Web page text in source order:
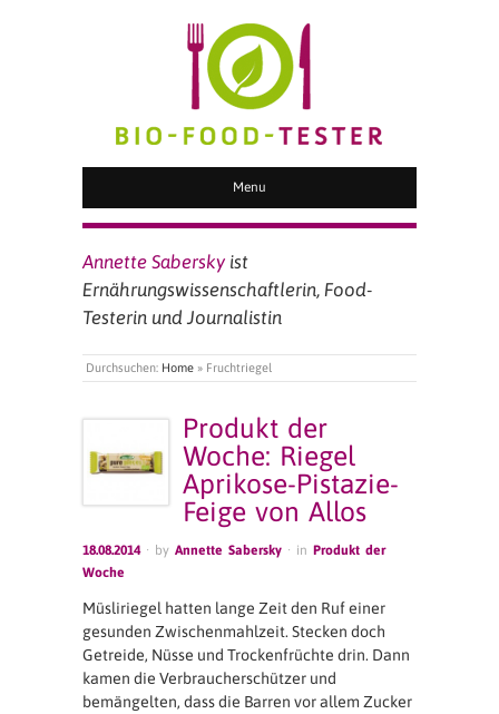
BIO FOOD TESTER
Menu
Annette Sabersky ist
Ernährungswissenschaftlerin, Food-
Testerin und Journalistin
Durchsuchen: Home » Fruchtriegel
Produkt der
Woche: Riegel
Aprikose-Pistazie-
Feige von Allos
18.08.2014· by Annette Sabersky · in Produkt der
Woche
Müsliriegel hatten lange Zeit den Ruf einer
gesunden Zwischenmahlzeit. Stecken doch
Getreide, Nüsse und Trockenfrüchte drin. Dann
kamen die Verbraucherschützer und
bemängelten, dass die Barren vor allem Zucker